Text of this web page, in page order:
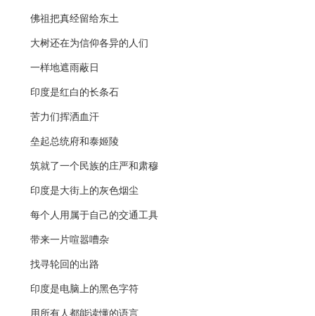
佛祖把真经留给东土
大树还在为信仰各异的人们
一样地遮雨蔽日
印度是红白的长条石
苦力们挥洒血汗
垒起总统府和泰姬陵
筑就了一个民族的庄严和肃穆
印度是大街上的灰色烟尘
每个人用属于自己的交通工具
带来一片喧嚣嘈杂
找寻轮回的出路
印度是电脑上的黑色字符
用所有人都能读懂的语言